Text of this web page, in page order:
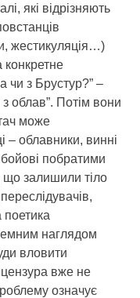
які відрізняють
жестикуляція…)
чи з Брустур?” –
з облав”. Потім вони
може
– облавники, винні
побратими
що залишили тіло
наглядом
вловити
цензура вже не
означує